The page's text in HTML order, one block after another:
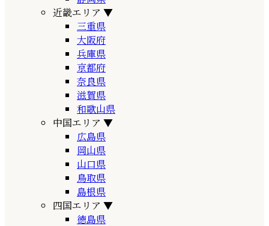
近畿エリア ▼
三重県
大阪府
兵庫県
京都府
奈良県
滋賀県
和歌山県
中国エリア ▼
広島県
岡山県
山口県
鳥取県
島根県
四国エリア ▼
徳島県